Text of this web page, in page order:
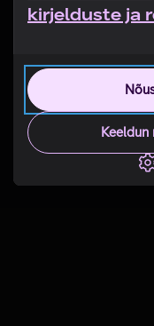
kirjelduste ja
Keeldun